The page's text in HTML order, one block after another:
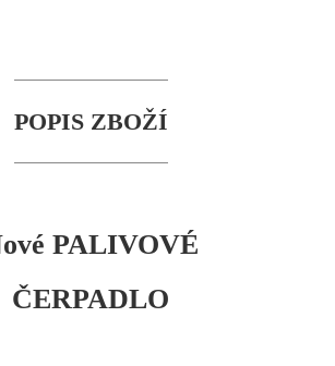
POPIS ZBOŽÍ
PALIVOVÉ
ČERPADLO